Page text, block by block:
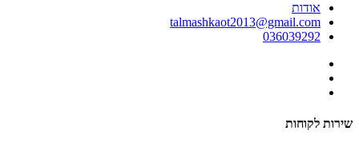
אודות
talmashkaot2013@gmail.com
036039292
שירות לקוחות